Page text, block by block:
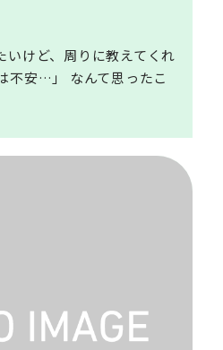
いけど、周りに教えてくれ
不安…」 なんて思ったこ